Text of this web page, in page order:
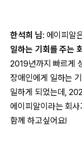
한석희 님: 에이피알
일하는 기회를 주는
2019년까지 빠르게
장애인에게 일하는
일하게 되었는데,
에이피알이라는 회
함께 하고싶어요!